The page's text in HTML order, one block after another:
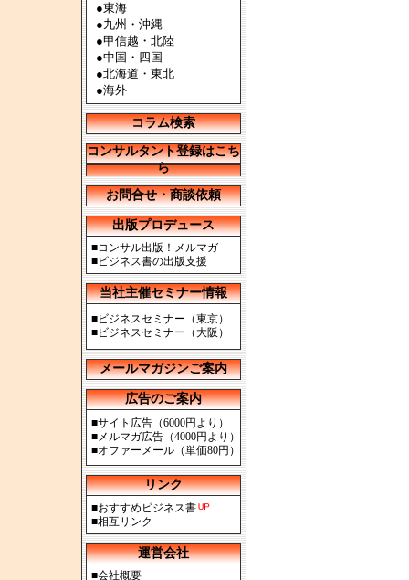
●東海
●九州・沖縄
●甲信越・北陸
●中国・四国
●北海道・東北
●海外
コラム検索
コンサルタント登録はこち
ら
お問合せ・商談依頼
出版プロデュース
■コンサル出版！メルマガ
■ビジネス書の出版支援
当社主催セミナー情報
■ビジネスセミナー（東京）
■ビジネスセミナー（大阪）
メールマガジンご案内
広告のご案内
■サイト広告（6000円より）
■メルマガ広告（4000円より）
■オファーメール（単価80円）
リンク
■おすすめビジネス書
■相互リンク
運営会社
■会社概要